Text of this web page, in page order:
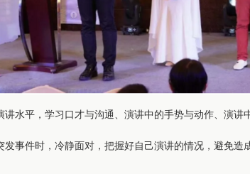
讲水平，学习口才与沟通、演讲中的手势与动作、演讲
发事件时，冷静面对，把握好自己演讲的情况，避免造